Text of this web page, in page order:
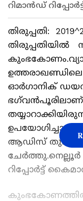
റിമാൻഡ്
തിരുപ്പതി:
തിരുപ്പതിയില്‍
ഓ‍ർഗാനിക്
ആഡിസ്
ചേർത്തു.നെല്ലൂർ
റിപ്പോ‍ർട്ട്